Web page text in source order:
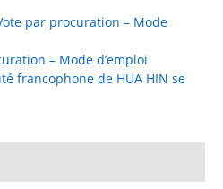
par procuration – Mode
– Mode d’emploi
francophone de HUA HIN se